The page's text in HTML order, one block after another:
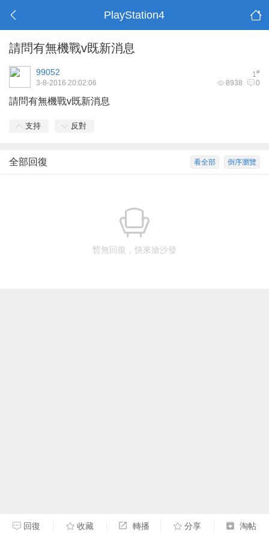
PlayStation4
請問有無機戰v既新消息
1#
99052
8938 0
3-8-2016 20:02:06
請問有無機戰v既新消息
支持 反對
倒序瀏覽
看全部
全部回復
暫無回復，快來搶沙發
回復 收藏 轉播 分享 淘帖